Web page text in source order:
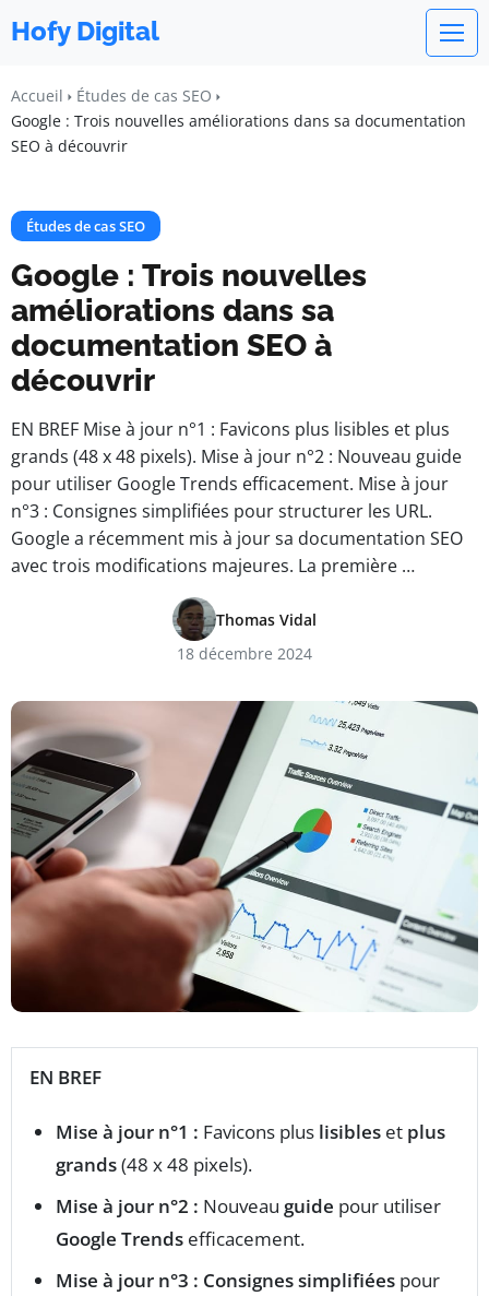
Hofy Digital
Accueil
Études de cas SEO
Google : Trois nouvelles améliorations dans sa documentation
SEO à découvrir
Études de cas SEO
Google : Trois nouvelles
améliorations dans sa
documentation SEO à
découvrir
EN BREF Mise à jour n°1 : Favicons plus lisibles et plus
grands (48 x 48 pixels). Mise à jour n°2 : Nouveau guide
pour utiliser Google Trends efficacement. Mise à jour
n°3 : Consignes simplifiées pour structurer les URL.
Google a récemment mis à jour sa documentation SEO
avec trois modifications majeures. La première …
Thomas Vidal
18 décembre 2024
EN BREF
Mise à jour n°1 : Favicons plus lisibles et plus
grands(48 x 48 pixels).
Mise à jour n°2 : Nouveau guide pour utiliser
Google Trends efficacement.
Mise à jour n°3 : Consignes simplifiées pour